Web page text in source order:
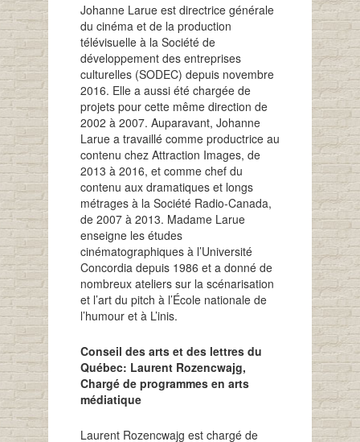
Johanne Larue est directrice générale
du cinéma et de la production
télévisuelle à la Société de
développement des entreprises
culturelles (SODEC) depuis novembre
2016. Elle a aussi été chargée de
projets pour cette même direction de
2002 à 2007. Auparavant, Johanne
Larue a travaillé comme productrice au
contenu chez Attraction Images, de
2013 à 2016, et comme chef du
contenu aux dramatiques et longs
métrages à la Société Radio-Canada,
de 2007 à 2013. Madame Larue
enseigne les études
cinématographiques à l’Université
Concordia depuis 1986 et a donné de
nombreux ateliers sur la scénarisation
et l’art du pitch à l’École nationale de
l’humour et à L’inis.
Conseil des arts et des lettres du
Québec: Laurent Rozencwajg,
Chargé de programmes en arts
médiatique
Laurent Rozencwajg est chargé de